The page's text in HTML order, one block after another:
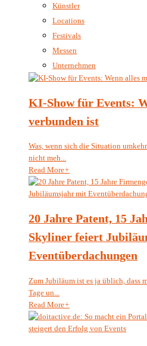
Künstler
Locations
Festivals
Messen
Unternehmen
KI-Show für Events:
verbunden ist
Was, wenn sich die Situation
nicht meh...
Read More+
20 Jahre Patent, 15
Skyliner feiert
Eventüberdachungen
Zum Jubiläum ist es ja üblich, dass
Tage un...
Read More+